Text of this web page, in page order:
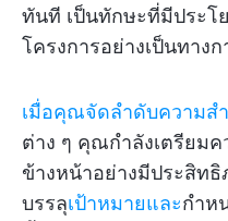
ทันที เป็นทักษะที่มีประโ
โครงการอย่างเป็นทาง
เมื่อคุณจัดลำดับความส
ต่าง ๆ คุณกำลังเตรียม
ข้างหน้าอย่างมีประสิท
บรรลุเป้าหมายและกำห